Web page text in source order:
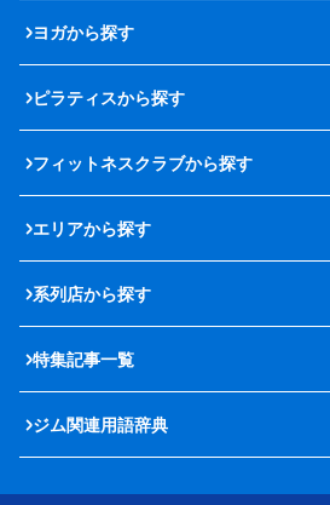
ヨガから探す
ピラティスから探す
フィットネスクラブから探す
エリアから探す
系列店から探す
特集記事一覧
ジム関連用語辞典